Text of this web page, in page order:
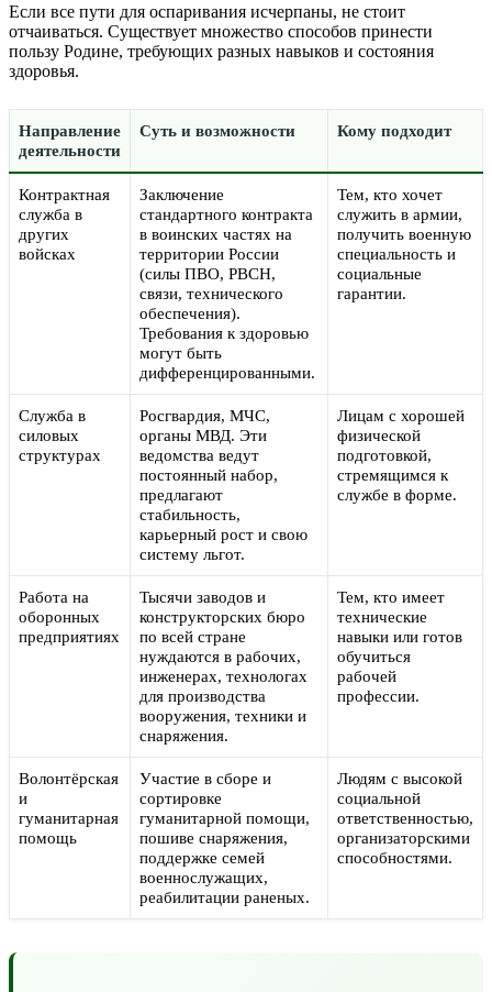
Если все пути для оспаривания исчерпаны, не стоит
отчаиваться. Существует множество способов принести
пользу Родине, требующих разных навыков и состояния
здоровья.
Направление
деятельности
Суть и возможности Кому подходит
Контрактная
служба в
других
войсках
Заключение
стандартного контракта
в воинских частях на
территории России
(силы ПВО, РВСН,
связи, технического
обеспечения).
Требования к здоровью
могут быть
дифференцированными.
Тем, кто хочет
служить в армии,
получить военную
специальность и
социальные
гарантии.
Служба в
силовых
структурах
Росгвардия, МЧС,
органы МВД. Эти
ведомства ведут
постоянный набор,
предлагают
стабильность,
карьерный рост и свою
систему льгот.
Лицам с хорошей
физической
подготовкой,
стремящимся к
службе в форме.
Работа на
оборонных
предприятиях
Тысячи заводов и
конструкторских бюро
по всей стране
нуждаются в рабочих,
инженерах, технологах
для производства
вооружения, техники и
снаряжения.
Тем, кто имеет
технические
навыки или готов
обучиться
рабочей
профессии.
Волонтёрская
и
гуманитарная
помощь
Участие в сборе и
сортировке
гуманитарной помощи,
пошиве снаряжения,
поддержке семей
военнослужащих,
реабилитации раненых.
Людям с высокой
социальной
ответственностью,
организаторскими
способностями.